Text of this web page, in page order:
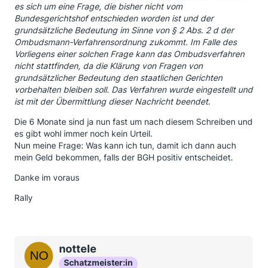
es sich um eine Frage, die bisher nicht vom
Bundesgerichtshof entschieden worden ist und der
grundsätzliche Bedeutung im Sinne von § 2 Abs. 2 d der
Ombudsmann-Verfahrensordnung zukommt. Im Falle des
Vorliegens einer solchen Frage kann das Ombudsverfahren
nicht stattfinden, da die Klärung von Fragen von
grundsätzlicher Bedeutung den staatlichen Gerichten
vorbehalten bleiben soll. Das Verfahren wurde eingestellt und
ist mit der Übermittlung dieser Nachricht beendet.
Die 6 Monate sind ja nun fast um nach diesem Schreiben und
es gibt wohl immer noch kein Urteil.
Nun meine Frage: Was kann ich tun, damit ich dann auch
mein Geld bekommen, falls der BGH positiv entscheidet.
Danke im voraus
Rally
nottele
Schatzmeister:in